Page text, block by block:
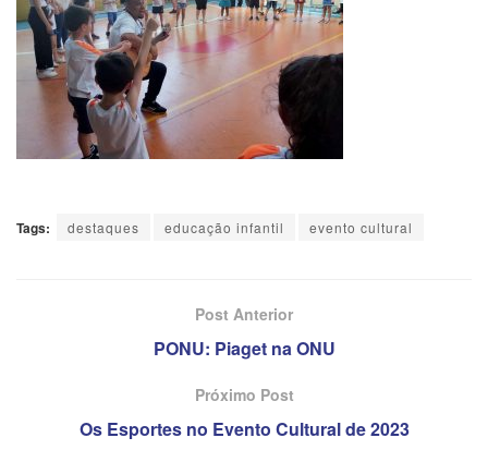
Tags: destaques educação infantil evento cultural
Post Anterior
PONU: Piaget na ONU
Próximo Post
Os Esportes no Evento Cultural de 2023